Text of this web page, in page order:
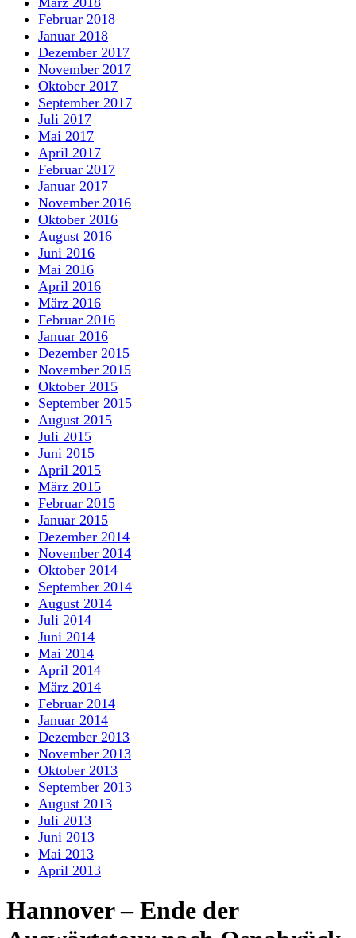
Februar 2018
Januar 2018
Dezember 2017
November 2017
Oktober 2017
September 2017
Juli 2017
Mai 2017
April 2017
Februar 2017
Januar 2017
November 2016
Oktober 2016
August 2016
Juni 2016
Mai 2016
April 2016
März 2016
Februar 2016
Januar 2016
Dezember 2015
November 2015
Oktober 2015
September 2015
August 2015
Juli 2015
Juni 2015
April 2015
März 2015
Februar 2015
Januar 2015
Dezember 2014
November 2014
Oktober 2014
September 2014
August 2014
Juli 2014
Juni 2014
Mai 2014
April 2014
März 2014
Februar 2014
Januar 2014
Dezember 2013
November 2013
Oktober 2013
September 2013
August 2013
Juli 2013
Juni 2013
Mai 2013
April 2013
Hannover – Ende der